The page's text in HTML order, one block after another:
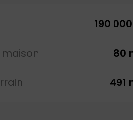
190
80
491